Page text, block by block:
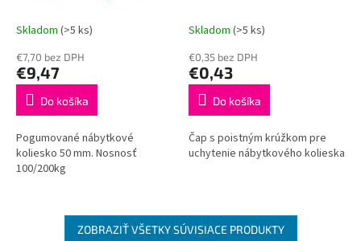
Skladom (>5 ks)
€7,70 bez DPH
€9,47
Do košíka
Pogumované nábytkové
koliesko 50 mm. Nosnosť
100/200kg
Skladom (>5 ks)
€0,35 bez DPH
€0,43
Do košíka
Čap s poistným krúžkom pre
uchytenie nábytkového kolieska
ZOBRAZIŤ VŠETKY SÚVISIACE PRODUKTY